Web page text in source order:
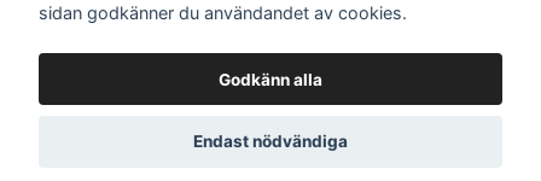
© 2026 Digital Skipper
sidan godkänner du användandet av cookies.
Godkänn alla
Endast nödvändiga